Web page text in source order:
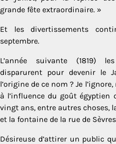
grande fête extraordinaire. »
Et les divertissements
septembre.
L’année suivante (1819)
disparurent pour devenir le
l’origine de ce nom ? Je
à l’influence du goût
vingt ans, entre autres choses,
et la fontaine de la rue de
Désireuse d’attirer un public